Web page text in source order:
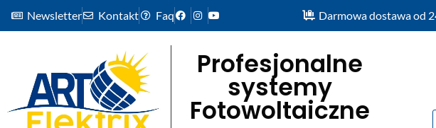
Newsletter Kontakt Faq Darmowa dostawa od
Profesjonalne
systemy
Fotowoltaiczne